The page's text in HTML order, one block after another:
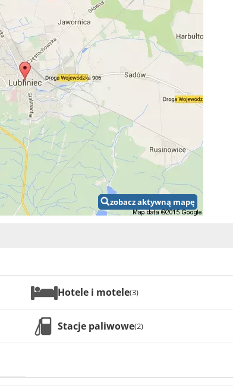
zobacz aktywną mapę
Hotele i motele(3)
Stacje paliwowe(2)